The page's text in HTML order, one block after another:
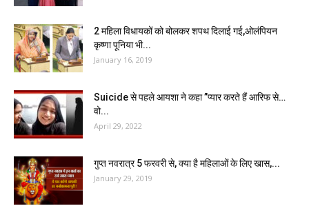
2 महिला विधायकों को बोलकर शपथ दिलाई गई,ओलंपियन
कृष्णा पूनिया भी...
January 16, 2019
Suicide से पहले आयशा ने कहा ”प्यार करते हैं आरिफ से…
वो...
April 29, 2022
गुप्त नवरात्र 5 फरवरी से, क्या है महिलाओं के लिए खास,...
January 29, 2019